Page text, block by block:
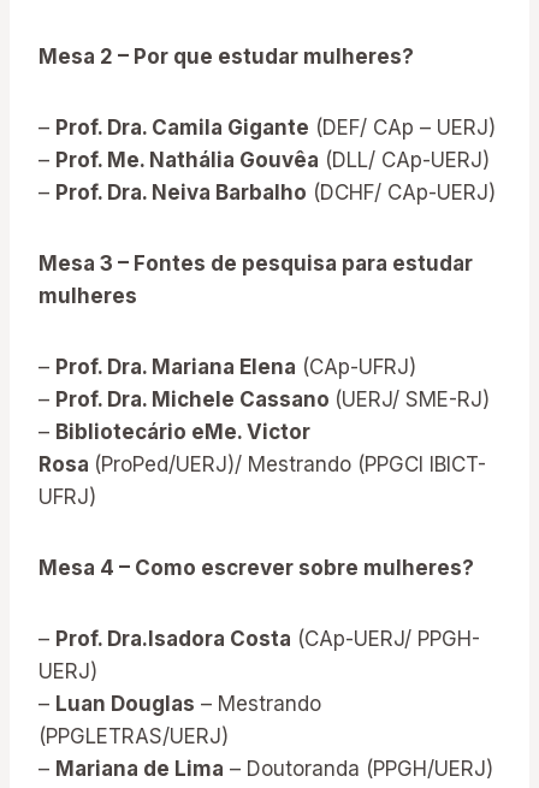
Mesa 2 – Por que estudar mulheres?
– Prof. Dra. Camila Gigante (DEF/ CAp – UERJ)
– Prof. Me. Nathália Gouvêa (DLL/ CAp-UERJ)
– Prof. Dra. Neiva Barbalho (DCHF/ CAp-UERJ)
Mesa 3 – Fontes de pesquisa para estudar
mulheres
– Prof. Dra. Mariana Elena (CAp-UFRJ)
– Prof. Dra. Michele Cassano (UERJ/ SME-RJ)
– Bibliotecário eMe. Victor
Rosa (ProPed/UERJ)/ Mestrando (PPGCI IBICT-
UFRJ)
Mesa 4 – Como escrever sobre mulheres?
– Prof. Dra.Isadora Costa (CAp-UERJ/ PPGH-
UERJ)
– Luan Douglas – Mestrando
(PPGLETRAS/UERJ)
– Mariana de Lima – Doutoranda (PPGH/UERJ)